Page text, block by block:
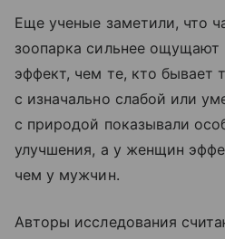
Еще ученые заметили, что
зоопарка сильнее
эффект, чем те, кто бывает
с изначально слабой или
с природой показывали
улучшения, а у женщин
чем у мужчин.
Авторы исследования